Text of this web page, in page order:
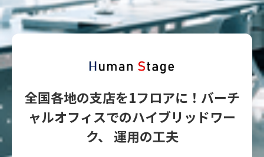
全国各地の支店を1フロアに！バーチ
ャルオフィスでのハイブリッドワー
ク、 運用の工夫